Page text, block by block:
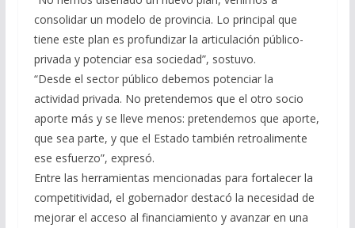
consolidar un modelo de provincia. Lo principal que
tiene este plan es profundizar la articulación público-
privada y potenciar esa sociedad”, sostuvo.
“Desde el sector público debemos potenciar la
actividad privada. No pretendemos que el otro socio
aporte más y se lleve menos: pretendemos que aporte,
que sea parte, y que el Estado también retroalimente
ese esfuerzo”, expresó.
Entre las herramientas mencionadas para fortalecer la
competitividad, el gobernador destacó la necesidad de
mejorar el acceso al financiamiento y avanzar en una